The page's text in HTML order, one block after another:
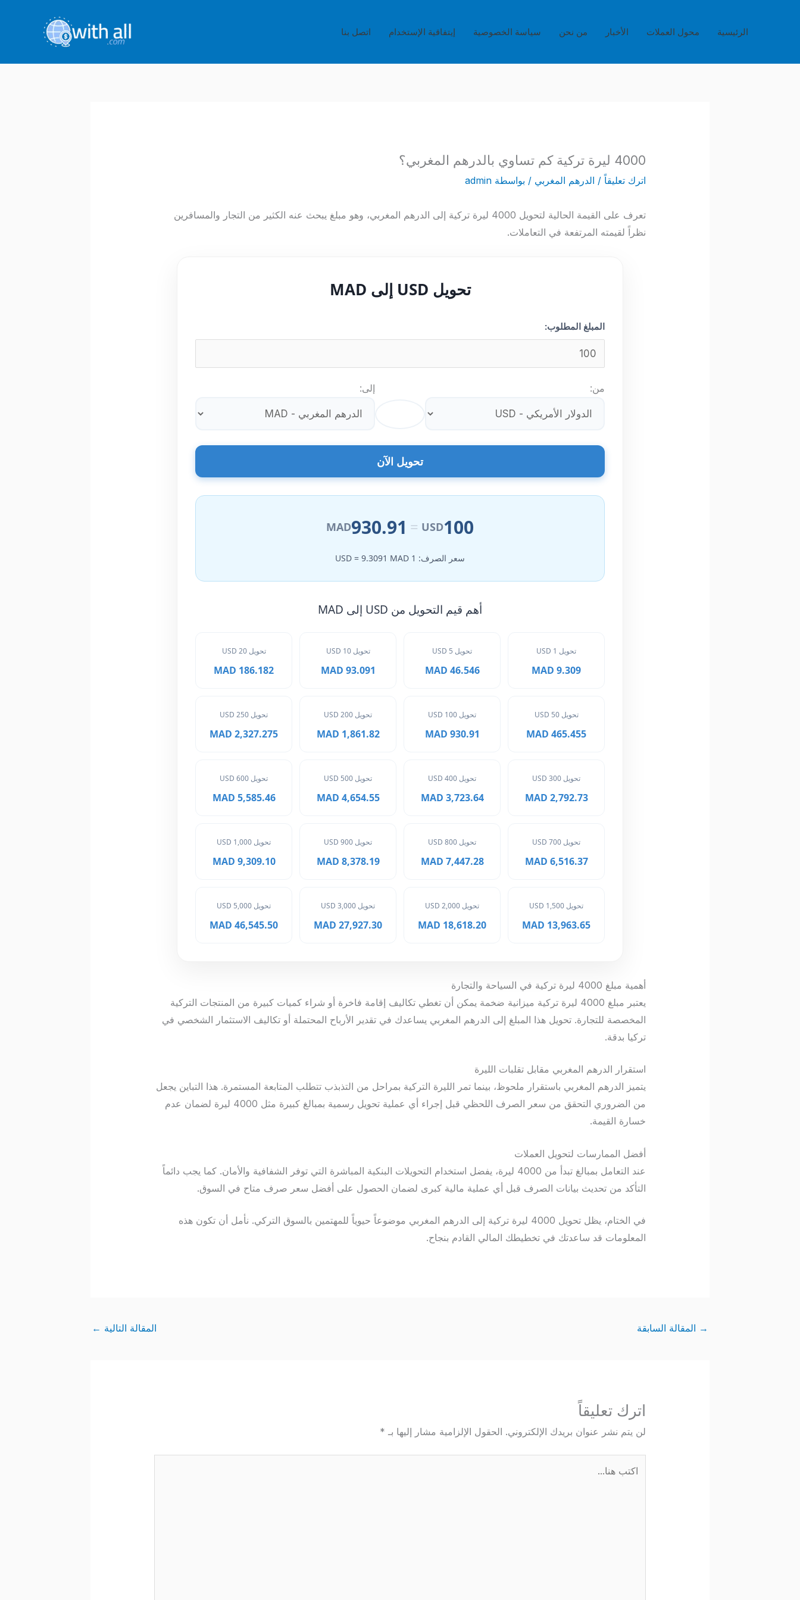
الرئيسية محول العملات الأخبار من نحن سياسة الخصوصية إيتفاقية الإستخدام اتصل بنا
4000 ليرة تركية كم تساوي بالدرهم المغربي؟
اترك تعليقاً / الدرهم المغربي / بواسطة admin
تعرف على القيمة الحالية لتحويل 4000 ليرة تركية إلى الدرهم المغربي، وهو مبلغ يبحث عنه الكثير من التجار والمسافرين
نظراً لقيمته المرتفعة في التعاملات.
تحويل USD إلى MAD
المبلغ المطلوب:
من: إلى:
تحويل الآن
100
USD
=
930.91
MAD
سعر الصرف: 1 USD = 9.3091 MAD
أهم قيم التحويل من USD إلى MAD
تحويل 1 USD
9.309 MAD
تحويل 5 USD
46.546 MAD
تحويل 10 USD
93.091 MAD
تحويل 20 USD
186.182 MAD
تحويل 50 USD
465.455 MAD
تحويل 100 USD
930.91 MAD
تحويل 200 USD
1,861.82 MAD
تحويل 250 USD
2,327.275 MAD
تحويل 300 USD
2,792.73 MAD
تحويل 400 USD
3,723.64 MAD
تحويل 500 USD
4,654.55 MAD
تحويل 600 USD
5,585.46 MAD
تحويل 700 USD
6,516.37 MAD
تحويل 800 USD
7,447.28 MAD
تحويل 900 USD
8,378.19 MAD
تحويل 1,000 USD
9,309.10 MAD
تحويل 1,500 USD
13,963.65 MAD
تحويل 2,000 USD
18,618.20 MAD
تحويل 3,000 USD
27,927.30 MAD
تحويل 5,000 USD
46,545.50 MAD
أهمية مبلغ 4000 ليرة تركية في السياحة والتجارة
يعتبر مبلغ 4000 ليرة تركية ميزانية ضخمة يمكن أن تغطي تكاليف إقامة فاخرة أو شراء كميات كبيرة من المنتجات التركية
المخصصة للتجارة. تحويل هذا المبلغ إلى الدرهم المغربي يساعدك في تقدير الأرباح المحتملة أو تكاليف الاستثمار الشخصي في
تركيا بدقة.
استقرار الدرهم المغربي مقابل تقلبات الليرة
يتميز الدرهم المغربي باستقرار ملحوظ، بينما تمر الليرة التركية بمراحل من التذبذب تتطلب المتابعة المستمرة. هذا التباين يجعل
من الضروري التحقق من سعر الصرف اللحظي قبل إجراء أي عملية تحويل رسمية بمبالغ كبيرة مثل 4000 ليرة لضمان عدم
خسارة القيمة.
أفضل الممارسات لتحويل العملات
عند التعامل بمبالغ تبدأ من 4000 ليرة، يفضل استخدام التحويلات البنكية المباشرة التي توفر الشفافية والأمان. كما يجب دائماً
التأكد من تحديث بيانات الصرف قبل أي عملية مالية كبرى لضمان الحصول على أفضل سعر صرف متاح في السوق.
في الختام، يظل تحويل 4000 ليرة تركية إلى الدرهم المغربي موضوعاً حيوياً للمهتمين بالسوق التركي. نأمل أن تكون هذه
المعلومات قد ساعدتك في تخطيطك المالي القادم بنجاح.
→ المقالة السابقة المقالة التالية ←
اترك تعليقاً
لن يتم نشر عنوان بريدك الإلكتروني. الحقول الإلزامية مشار إليها بـ *